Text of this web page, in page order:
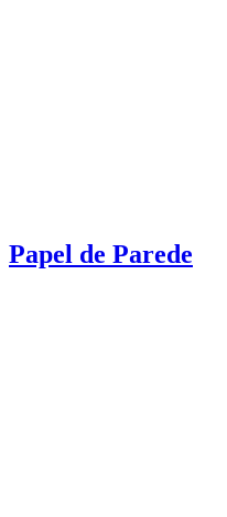
Papel de Parede